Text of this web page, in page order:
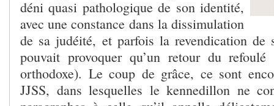
déni quasi pathologique de son identité,
avec une constance dans la dissimulation
de sa judéité, et parfois la revendication de
pouvait provoquer qu’un retour du
orthodoxe). Le coup de grâce, ce sont
JJSS, dans lesquelles le kennedillon ne